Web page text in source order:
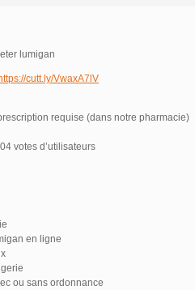
lumigan
https://cutt.ly/VwaxA7lV
requise (dans notre pharmacie)
votes d’utilisateurs
en ligne
ou sans ordonnance